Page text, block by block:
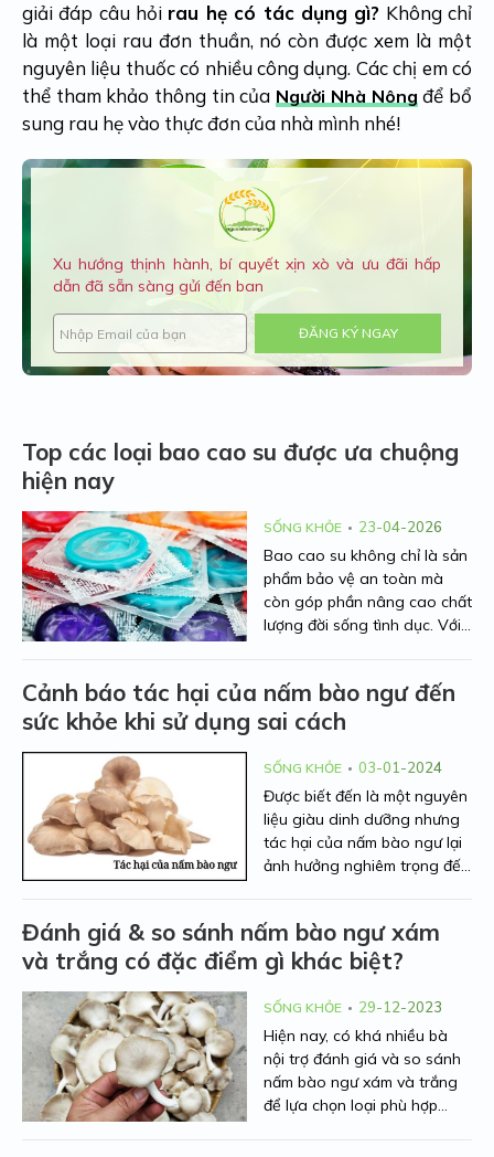
giải đáp câu hỏi rau hẹ có tác dụng gì? Không chỉ
là một loại rau đơn thuần, nó còn được xem là một
nguyên liệu thuốc có nhiều công dụng. Các chị em có
thể tham khảo thông tin của Người Nhà Nông để bổ
sung rau hẹ vào thực đơn của nhà mình nhé!
Xu hướng thịnh hành, bí quyết xịn xò và ưu đãi hấp
dẫn đã sẵn sàng gửi đến ban
ĐĂNG KÝ NGAY
Top các loại bao cao su được ưa chuộng
hiện nay
SỐNG KHỎE 23-04-2026
Bao cao su không chỉ là sản
phẩm bảo vệ an toàn mà
còn góp phần nâng cao chất
lượng đời sống tình dục. Với
rất nhiều dòng sản phẩm với
tính năng đa dạng như siêu
gai hay cao cấp không latex.
Vậy đâu là những loại bao
cao su được ưa chuộng nhất
hiện nay? Cùng tìm hiểu chi
tiết ngay dưới đây.
Cảnh báo tác hại của nấm bào ngư đến
sức khỏe khi sử dụng sai cách
SỐNG KHỎE 03-01-2024
Được biết đến là một nguyên
liệu giàu dinh dưỡng nhưng
tác hại của nấm bào ngư lại
ảnh hưởng nghiêm trọng đến
Người Nhà Nông sẽ chia sẻ
chi tiết hơn về tác hại và đưa
ra một số phương pháp sử
dụng nấm bào ngư an toàn.
Cùng theo dõi nhé!
Đánh giá & so sánh nấm bào ngư xám
và trắng có đặc điểm gì khác biệt?
SỐNG KHỎE 29-12-2023
Hiện nay, có khá nhiều bà
nội trợ đánh giá và so sánh
nấm bào ngư xám và trắng
để lựa chọn loại phù hợp